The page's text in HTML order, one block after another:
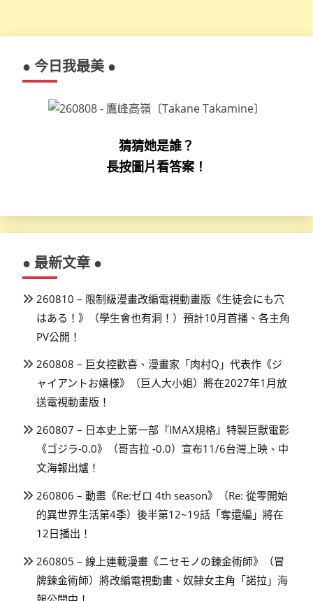
● 今日我最美 ●
猜猜她是誰？
長按圖片看答案！
● 最新文章 ●
260810 – 限制級漫畫改編電視動畫版《生徒会にも穴
はある！》（學生會也有洞！）預計10月首播、各主角
PV公開！
260808 – 巨女控歡喜、漫畫家「肉村Q」代表作《ジ
ャイアントお嬢様》（巨人大小姐）將在2027年1月放
送電視動畫版！
260807 – 日本史上第一部『IMAX規格』特製巨獸電影
《ゴジラ-0.0》（哥吉拉 -0.0）宣布11/6台灣上映、中
文海報出爐！
260806 – 動畫《Re:ゼロ 4th season》（Re: 從零開始
的異世界生活第4季）後半第12~19話「奪還編」將在
12日播出！
260805 – 線上連載漫畫《ニセモノの錬金術師》（冒
牌鍊金術師）將改編電視動畫、奴隸女主角「諾拉」海